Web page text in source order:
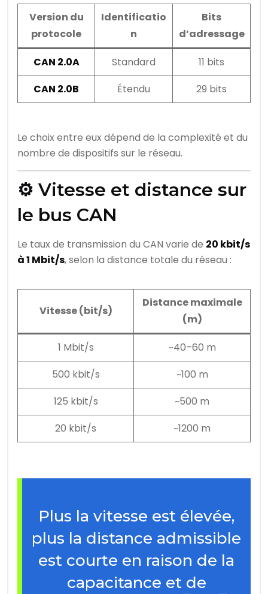
Version du
protocole
Identificatio
n
Bits
d’adressage
CAN 2.0A Standard
11 bits
CAN 2.0B
Étendu 29 bits
Le choix entre eux dépend de la complexité et du
nombre de dispositifs sur le réseau.
⚙️ Vitesse et distance sur
le bus CAN
Le taux de transmission du CAN varie de 20 kbit/s
à 1 Mbit/s, selon la distance totale du réseau :
Vitesse (bit/s)
Distance maximale
(m)
1 Mbit/s
~40–60 m
500 kbit/s
~100 m
125 kbit/s
~500 m
20 kbit/s
~1200 m
Plus la vitesse est élevée,
plus la distance admissible
est courte en raison de la
capacitance et de